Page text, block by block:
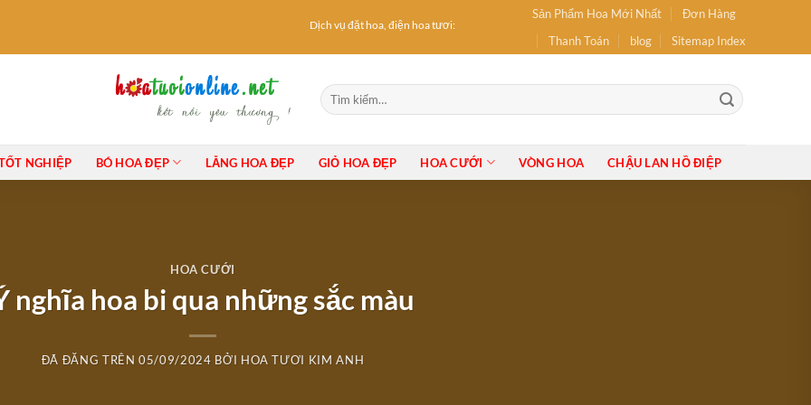
Dịch vụ đặt hoa, điện hoa tươi: hoa Sinh Nhật, hoa Khai Trương, Hoa tốt nghiệp, Bó Hoa, Lẵng Hoa, Giỏ
Sản Phẩm Hoa Mới Nhất
Đơn Hàng
Thanh Toán
blog Sitemap Index
Tìm
kiếm:
NGHIỆP BÓ HOA ĐẸP LẴNG HOA ĐẸP GIỎ HOA ĐẸP HOA CƯỚI VÒNG HOA CHẬU LAN HỒ ĐIỆP
HOA CƯỚI
nghĩa hoa bi qua những sắc màu
ĐÃ ĐĂNG TRÊN05/09/2024 BỞI HOA TƯƠI KIM ANH